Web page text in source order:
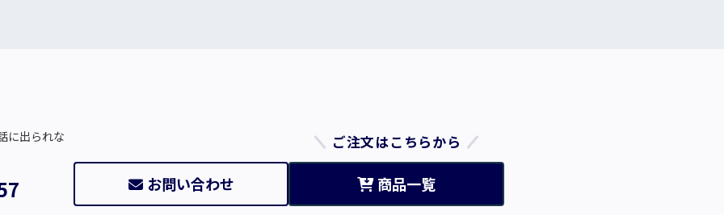
に出られな
お問い合わせ
ご注文はこちらから
商品一覧